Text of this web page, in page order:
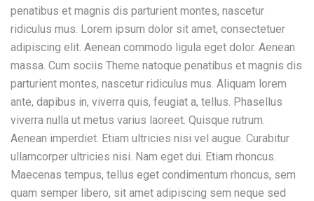
penatibus et magnis dis parturient montes, nascetur
ridiculus mus. Lorem ipsum dolor sit amet, consectetuer
adipiscing elit. Aenean commodo ligula eget dolor. Aenean
massa. Cum sociis Theme natoque penatibus et magnis dis
parturient montes, nascetur ridiculus mus. Aliquam lorem
ante, dapibus in, viverra quis, feugiat a, tellus. Phasellus
viverra nulla ut metus varius laoreet. Quisque rutrum.
Aenean imperdiet. Etiam ultricies nisi vel augue. Curabitur
ullamcorper ultricies nisi. Nam eget dui. Etiam rhoncus.
Maecenas tempus, tellus eget condimentum rhoncus, sem
quam semper libero, sit amet adipiscing sem neque sed